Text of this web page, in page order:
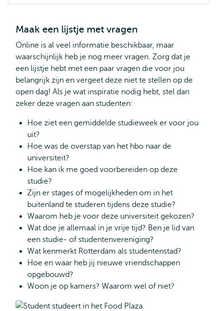
Maak een lijstje met vragen
Online is al veel informatie beschikbaar, maar
waarschijnlijk heb je nog meer vragen. Zorg dat je
een lijstje hebt met een paar vragen die voor jou
belangrijk zijn en vergeet deze niet te stellen op de
open dag! Als je wat inspiratie nodig hebt, stel dan
zeker deze vragen aan studenten:
Hoe ziet een gemiddelde studieweek er voor jou
uit?
Hoe was de overstap van het hbo naar de
universiteit?
Hoe kan ik me goed voorbereiden op deze
studie?
Zijn er stages of mogelijkheden om in het
buitenland te studeren tijdens deze studie?
Waarom heb je voor deze universiteit gekozen?
Wat doe je allemaal in je vrije tijd? Ben je lid van
een studie- of studentenvereniging?
Wat kenmerkt Rotterdam als studentenstad?
Hoe en waar heb jij nieuwe vriendschappen
opgebouwd?
Woon je op kamers? Waarom wel of niet?